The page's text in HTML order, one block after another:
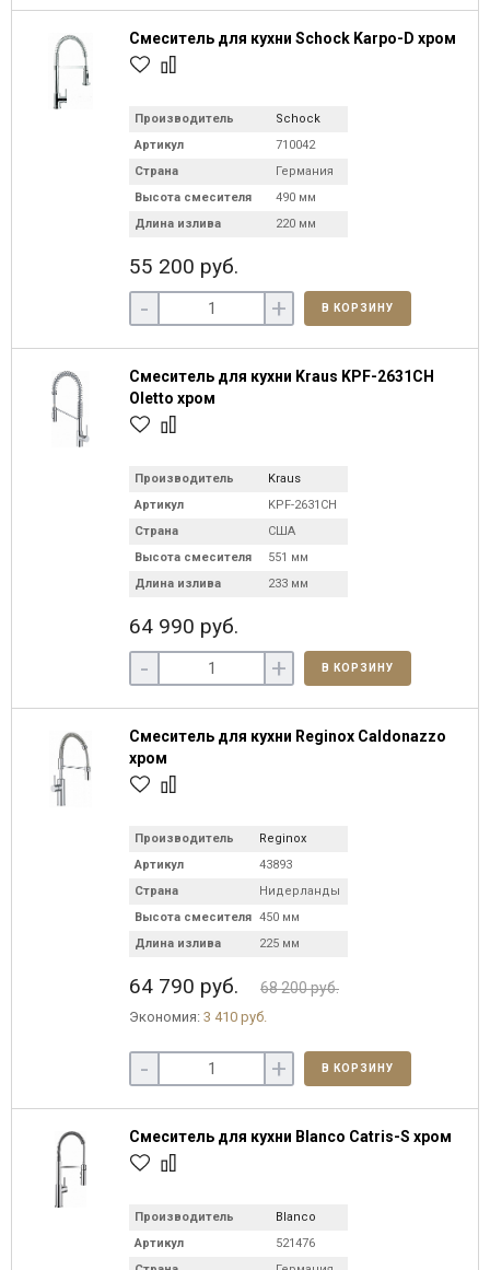
Смеситель для кухни Schock Karpo-D хром
Производитель
Schock
Артикул
710042
Страна
Германия
Высота смесителя
490 мм
Длина излива
220 мм
55 200 руб.
- + В КОРЗИНУ
Смеситель для кухни Kraus KPF-2631CH
Oletto хром
Производитель
Kraus
Артикул
KPF-2631CH
Страна
США
Высота смесителя
551 мм
Длина излива
233 мм
64 990 руб.
- + В КОРЗИНУ
Смеситель для кухни Reginox Caldonazzo
хром
Производитель
Reginox
Артикул
43893
Страна
Нидерланды
Высота смесителя 450 мм
Длина излива
225 мм
64 790 руб. 68 200 руб.
Экономия: 3 410 руб.
- + В КОРЗИНУ
Смеситель для кухни Blanco Catris-S хром
Производитель
Blanco
Артикул
521476